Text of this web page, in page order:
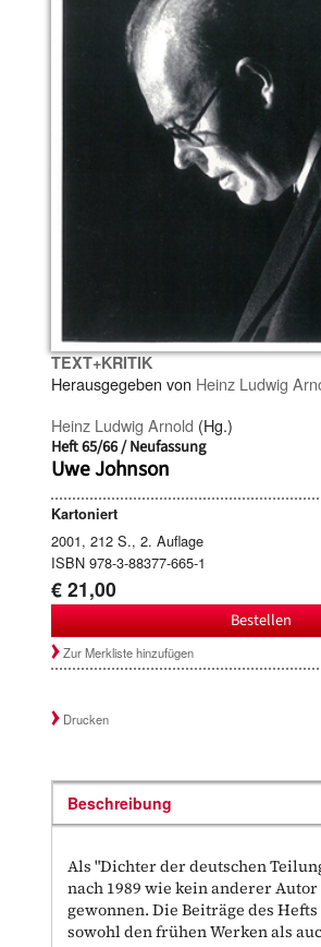
TEXT+KRITIK
Herausgegeben von Heinz Ludwig
Heinz Ludwig Arnold (Hg.)
Heft 65/66 / Neufassung
Uwe Johnson
Kartoniert
2001, 212 S., 2. Auflage
ISBN 978-3-88377-665-1
€ 21,00
Bestellen
Zur Merkliste hinzufügen
Drucken
Beschreibung
Als "Dichter der deutschen
nach 1989 wie kein anderer
gewonnen. Die Beiträge des
sowohl den frühen Werken als